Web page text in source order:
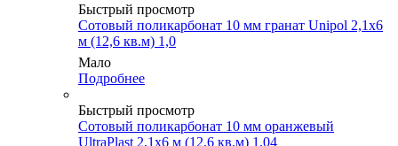
Быстрый просмотр
Сотовый поликарбонат 10 мм гранат Unipol 2,1х6
м (12,6 кв.м) 1,0
Мало
Подробнее
Быстрый просмотр
Сотовый поликарбонат 10 мм оранжевый
UltraPlast 2,1х6 м (12,6 кв.м) 1,04